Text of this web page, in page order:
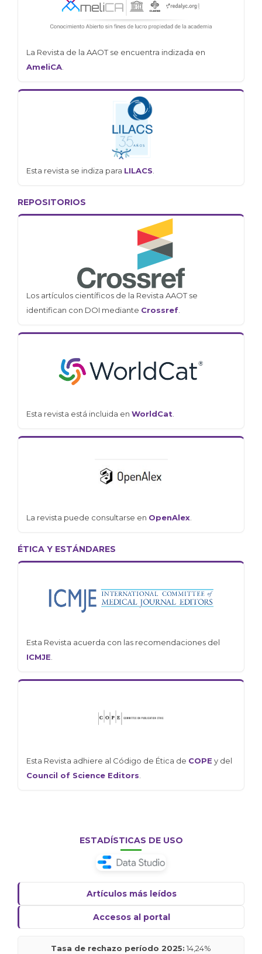
La Revista de la AAOT se encuentra indizada en
AmeliCA.
Esta revista se indiza para LILACS.
REPOSITORIOS
Los artículos científicos de la Revista AAOT se
identifican con DOI mediante Crossref.
Esta revista está incluida en WorldCat.
La revista puede consultarse en OpenAlex.
ÉTICA Y ESTÁNDARES
Esta Revista acuerda con las recomendaciones del
ICMJE.
Esta Revista adhiere al Código de Ética de COPE y del
Council of Science Editors.
ESTADÍSTICAS DE USO
Artículos más leídos
Accesos al portal
Tasa de rechazo período 2025: 14,24%